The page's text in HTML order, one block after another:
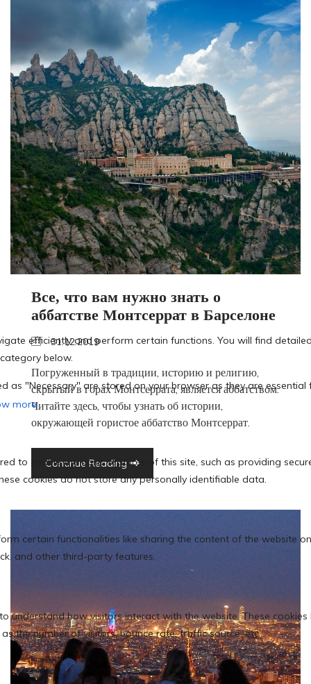
Все, что вам нужно знать о
аббатстве Монтсеррат в Барселоне
31.12.2019
Погруженный в традиции, историю и религию,
скрытый в горах Монтсеррата, является аббатством.
Читайте здесь, чтобы узнать об истории,
окружающей гористое аббатство Монтсеррат.
Continue Reading